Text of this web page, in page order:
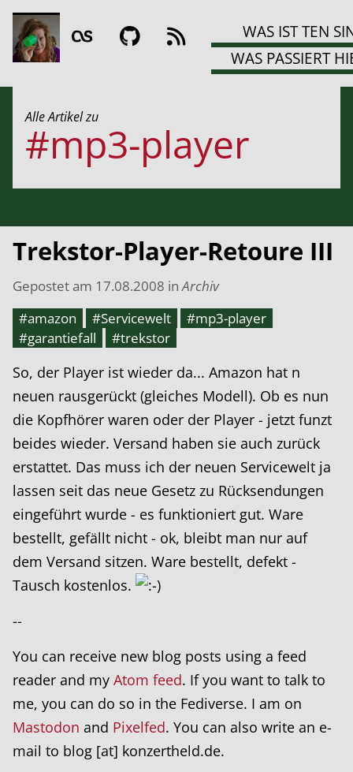
WAS IST TEN
WAS PASSIERT
Alle Artikel zu
#mp3-player
Trekstor-Player-Retoure III
Gepostet am 17.08.2008 inArchiv
#amazon
#Servicewelt
#mp3-player
#garantiefall
#trekstor
So, der Player ist wieder da... Amazon hat n
neuen rausgerückt (gleiches Modell). Ob es nun
die Kopfhörer waren oder der Player - jetzt funzt
beides wieder. Versand haben sie auch zurück
erstattet. Das muss ich der neuen Servicewelt ja
lassen seit das neue Gesetz zu Rücksendungen
eingeführt wurde - es funktioniert gut. Ware
bestellt, gefällt nicht - ok, bleibt man nur auf
dem Versand sitzen. Ware bestellt, defekt -
Tausch kostenlos.
--
You can receive new blog posts using a feed
reader and my Atom feed. If you want to talk to
me, you can do so in the Fediverse. I am on
Mastodon and Pixelfed. You can also write an e-
mail to blog [at] konzertheld.de.